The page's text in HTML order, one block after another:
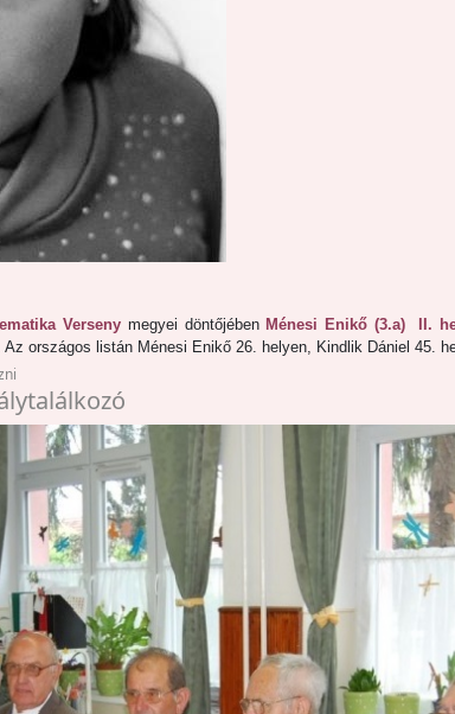
Verseny megyei döntőjében Ménesi Enikő (3.a) II.
Az országos listán Ménesi Enikő 26. helyen, Kindlik Dániel 45.